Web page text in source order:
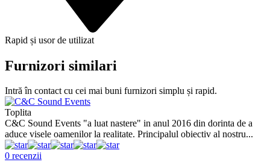
Rapid și usor de utilizat
Furnizori similari
Intră în contact cu cei mai buni furnizori simplu și rapid.
Toplita
C&C Sound Events "a luat nastere" in anul 2016 din dorinta de a
aduce visele oamenilor la realitate. Principalul obiectiv al nostru...
0 recenzii